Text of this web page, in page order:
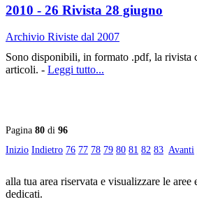
2010 - 26 Rivista 28 giugno
Archivio Riviste dal 2007
Sono disponibili, in formato .pdf, la rivista
articoli. - Leggi tutto...
Pagina 80 di 96
Inizio Indietro 76 77 78 79 80 81 82 83 Avanti
alla tua area riservata e visualizzare le aree
dedicati.